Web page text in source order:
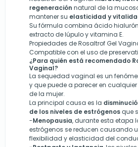
regeneración natural de la
mantener su elasticidad y
Su fórmula combina ácido
extracto de lúpulo y vitamina E.
Propiedades de Rosaltrof Gel
Compatible con el uso de
¿Para quién está recomendado
Vaginal?
La sequedad vaginal es un
y que puede a parecer en
de la mujer.
La principal causa es la
de los niveles de estrógenos que
-Menopausia, durante esta etapa
estrógenos se reducen causando
flexibilidad y elasticidad del